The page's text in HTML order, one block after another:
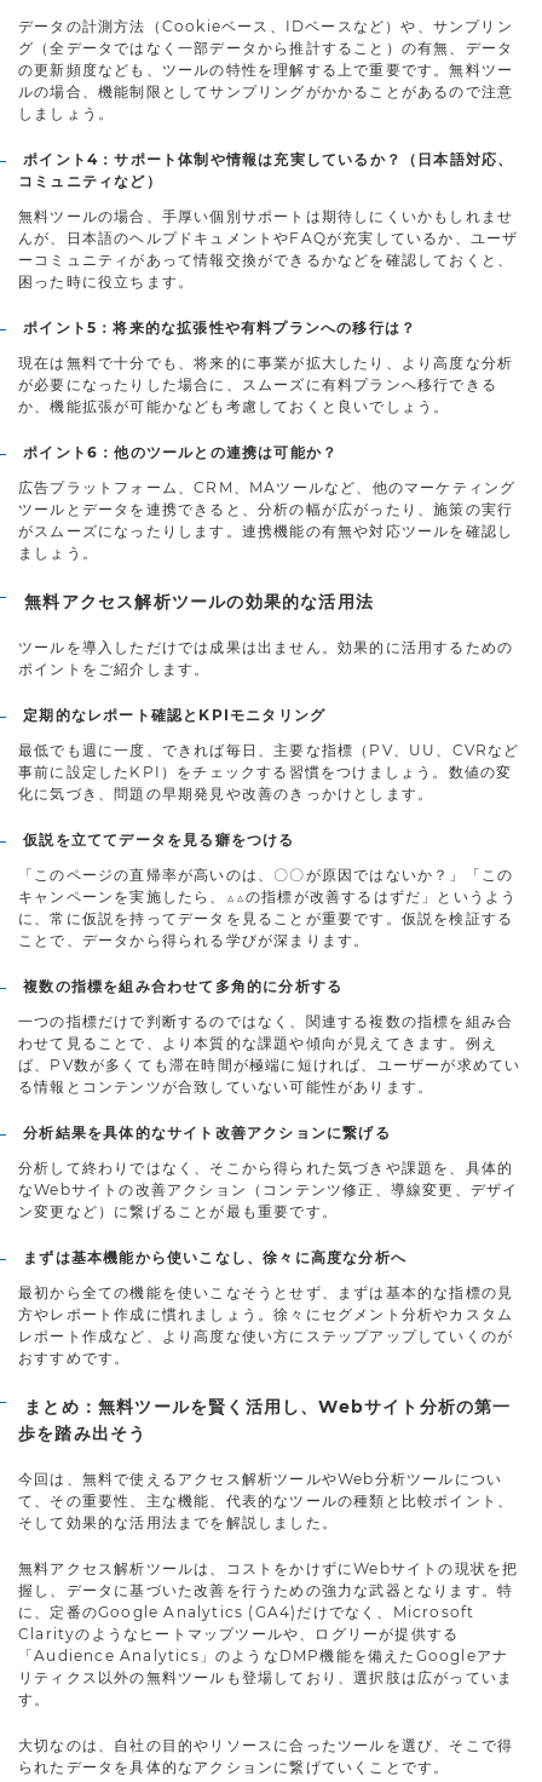
データの計測方法（Cookieベース、IDベースなど）や、サンプリン
グ（全データではなく一部データから推計すること）の有無、データ
の更新頻度なども、ツールの特性を理解する上で重要です。無料ツー
ルの場合、機能制限としてサンプリングがかかることがあるので注意
しましょう。
ポイント4：サポート体制や情報は充実しているか？（日本語対応、
コミュニティなど）
無料ツールの場合、手厚い個別サポートは期待しにくいかもしれませ
んが、日本語のヘルプドキュメントやFAQが充実しているか、ユーザ
ーコミュニティがあって情報交換ができるかなどを確認しておくと、
困った時に役立ちます。
ポイント5：将来的な拡張性や有料プランへの移行は？
現在は無料で十分でも、将来的に事業が拡大したり、より高度な分析
が必要になったりした場合に、スムーズに有料プランへ移行できる
か、機能拡張が可能かなども考慮しておくと良いでしょう。
ポイント6：他のツールとの連携は可能か？
広告プラットフォーム、CRM、MAツールなど、他のマーケティング
ツールとデータを連携できると、分析の幅が広がったり、施策の実行
がスムーズになったりします。連携機能の有無や対応ツールを確認し
ましょう。
無料アクセス解析ツールの効果的な活用法
ツールを導入しただけでは成果は出ません。効果的に活用するための
ポイントをご紹介します。
定期的なレポート確認とKPIモニタリング
最低でも週に一度、できれば毎日、主要な指標（PV、UU、CVRなど
事前に設定したKPI）をチェックする習慣をつけましょう。数値の変
化に気づき、問題の早期発見や改善のきっかけとします。
仮説を立ててデータを見る癖をつける
「このページの直帰率が高いのは、〇〇が原因ではないか？」「この
キャンペーンを実施したら、△△の指標が改善するはずだ」というよう
に、常に仮説を持ってデータを見ることが重要です。仮説を検証する
ことで、データから得られる学びが深まります。
複数の指標を組み合わせて多角的に分析する
一つの指標だけで判断するのではなく、関連する複数の指標を組み合
わせて見ることで、より本質的な課題や傾向が見えてきます。例え
ば、PV数が多くても滞在時間が極端に短ければ、ユーザーが求めてい
る情報とコンテンツが合致していない可能性があります。
分析結果を具体的なサイト改善アクションに繋げる
分析して終わりではなく、そこから得られた気づきや課題を、具体的
なWebサイトの改善アクション（コンテンツ修正、導線変更、デザイ
ン変更など）に繋げることが最も重要です。
まずは基本機能から使いこなし、徐々に高度な分析へ
最初から全ての機能を使いこなそうとせず、まずは基本的な指標の見
方やレポート作成に慣れましょう。徐々にセグメント分析やカスタム
レポート作成など、より高度な使い方にステップアップしていくのが
おすすめです。
まとめ：無料ツールを賢く活用し、Webサイト分析の第一
歩を踏み出そう
今回は、無料で使えるアクセス解析ツールやWeb分析ツールについ
て、その重要性、主な機能、代表的なツールの種類と比較ポイント、
そして効果的な活用法までを解説しました。
無料アクセス解析ツールは、コストをかけずにWebサイトの現状を把
握し、データに基づいた改善を行うための強力な武器となります。特
に、定番のGoogle Analytics (GA4)だけでなく、Microsoft
Clarityのようなヒートマップツールや、ログリーが提供する
「Audience Analytics」のようなDMP機能を備えたGoogleアナ
リティクス以外の無料ツールも登場しており、選択肢は広がっていま
す。
大切なのは、自社の目的やリソースに合ったツールを選び、そこで得
られたデータを具体的なアクションに繋げていくことです。